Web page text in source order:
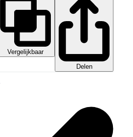
Vergelijkbaar
Delen